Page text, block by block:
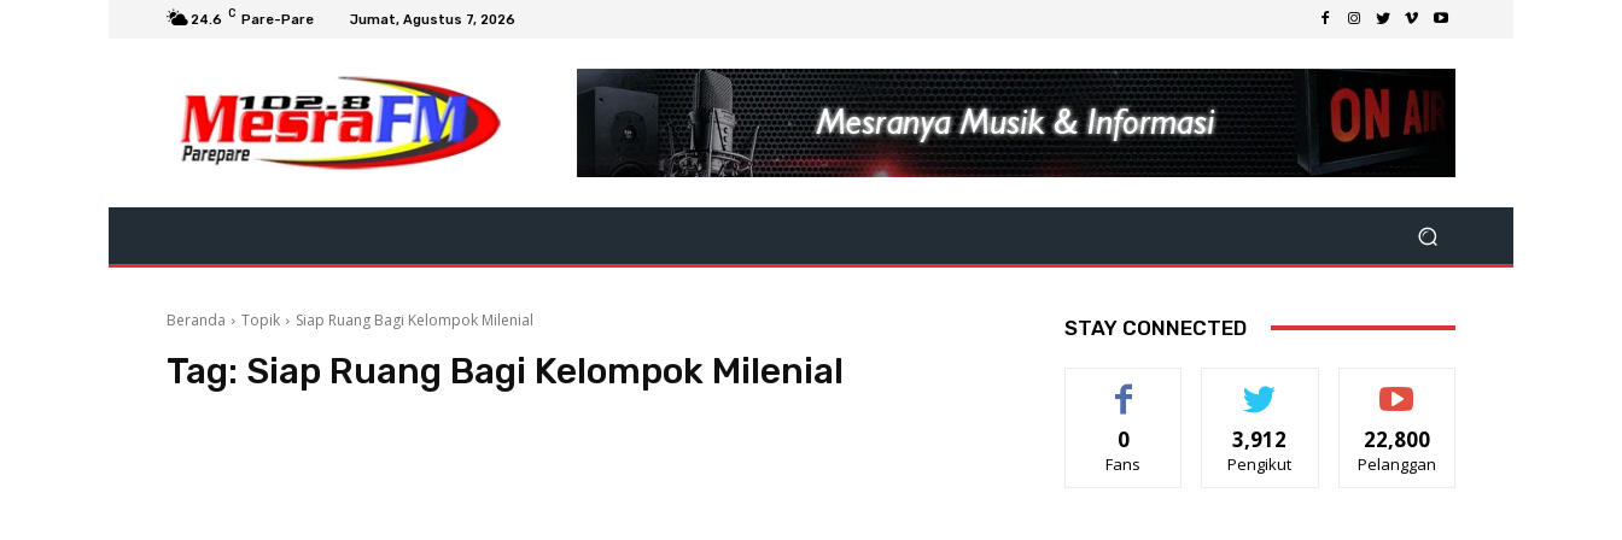
24.6 C Pare-Pare Jumat, Agustus 7, 2026
Beranda Topik Siap Ruang Bagi Kelompok Milenial
Tag: Siap Ruang Bagi Kelompok Milenial
STAY CONNECTED
0
Fans
3,912
Pengikut
22,800
Pelanggan